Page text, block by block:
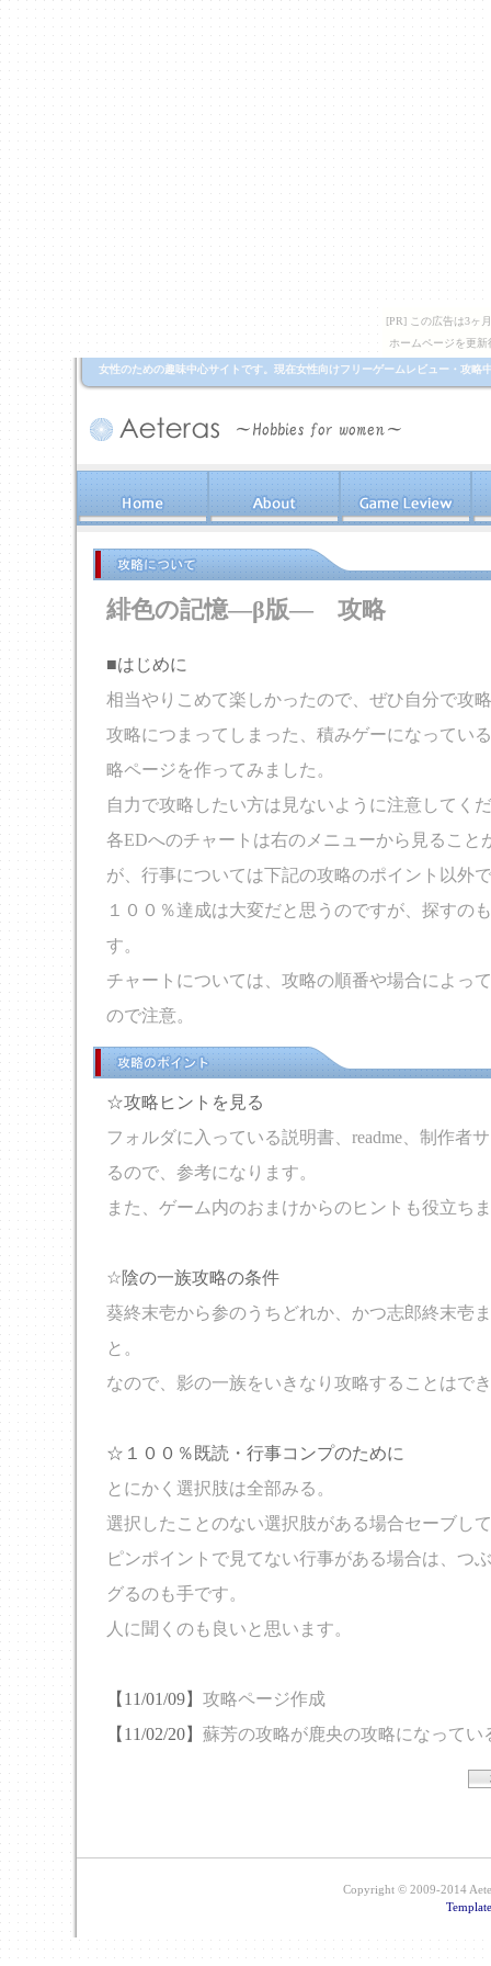
[PR] この広告は3ヶ
ホームページを更
女性のための趣味中心サイトです。現在女性向けフリーゲームレビュー・攻略
緋色の記憶―β版― 攻略
■はじめに
相当やりこめて楽しかったので、ぜひ自分で攻
攻略につまってしまった、積みゲーになってい
略ページを作ってみました。
自力で攻略したい方は見ないように注意してく
各EDへのチャートは右のメニューから見ること
が、行事については下記の攻略のポイント以外
１００％達成は大変だと思うのですが、探すの
す。
チャートについては、攻略の順番や場合によっ
ので注意。
☆攻略ヒントを見る
フォルダに入っている説明書、readme、制作者
るので、参考になります。
また、ゲーム内のおまけからのヒントも役立ち
☆陰の一族攻略の条件
葵終末壱から参のうちどれか、かつ志郎終末壱
と。
なので、影の一族をいきなり攻略することはで
☆１００％既読・行事コンプのために
とにかく選択肢は全部みる。
選択したことのない選択肢がある場合セーブし
ピンポイントで見てない行事がある場合は、つ
グるのも手です。
人に聞くのも良いと思います。
【11/01/09】 攻略ページ作成
【11/02/20】 蘇芳の攻略が鹿央の攻略になってい
Copyright © 2009-2014